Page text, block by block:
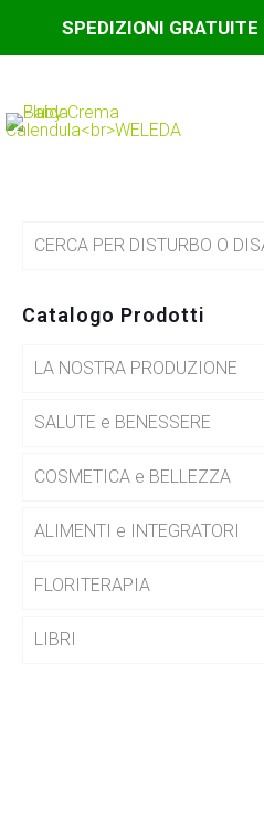
SPEDIZIONI
CERCA PER DISTURBO O
Catalogo Prodotti
LA NOSTRA PRODUZIONE
SALUTE e BENESSERE
COSMETICA e BELLEZZA
ALIMENTI e INTEGRATORI
FLORITERAPIA
LIBRI